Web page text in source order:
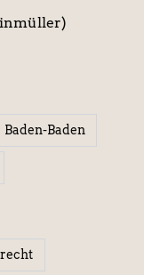
Baden-Baden